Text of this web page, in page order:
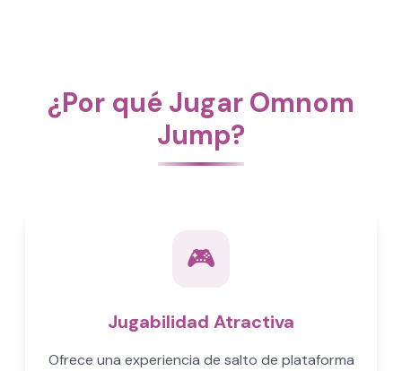
¿Por qué Jugar Omnom
Jump?
🎮
Jugabilidad Atractiva
Ofrece una experiencia de salto de plataforma